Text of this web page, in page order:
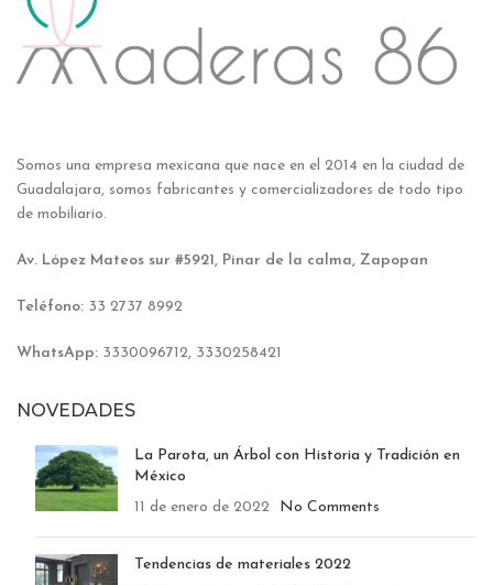
Somos una empresa mexicana que nace en el 2014 en la ciudad de
Guadalajara, somos fabricantes y comercializadores de todo tipo
de mobiliario.
Av. López Mateos sur #5921, Pinar de la calma, Zapopan
Teléfono: 33 2737 8992
WhatsApp: 3330096712, 3330258421
NOVEDADES
La Parota, un Árbol con Historia y Tradición en
México
11 de enero de 2022
No Comments
Tendencias de materiales 2022